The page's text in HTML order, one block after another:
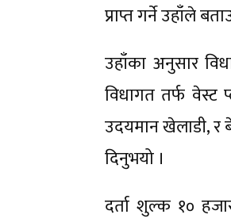
प्राप्त गर्ने उहाँले
उहाँका अनुसार
विधागत तर्फ वेस्ट
उदयमान खेलाडी, र
दिनुभयो ।
दर्ता शुल्क १०